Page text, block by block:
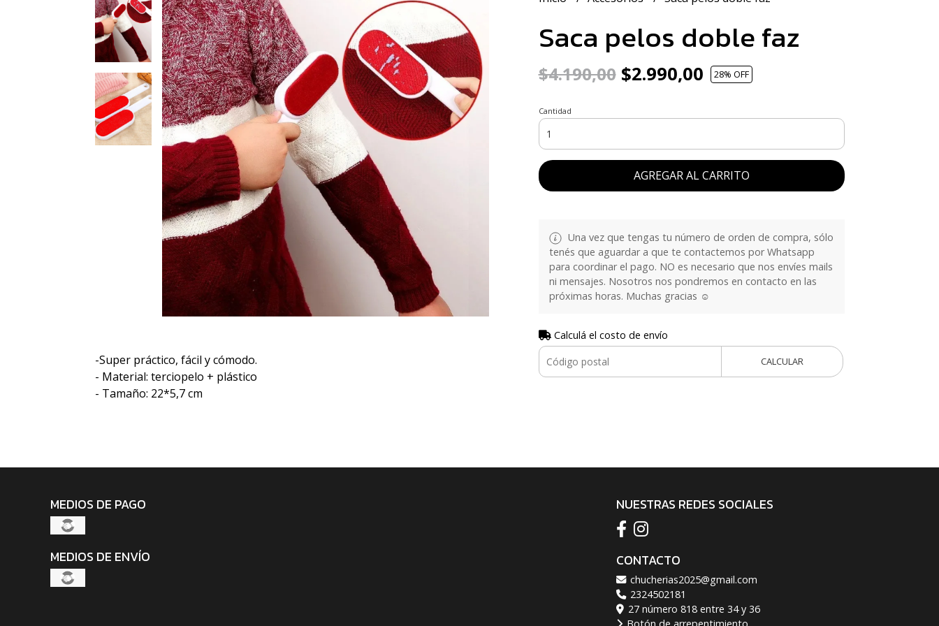
-Super práctico, fácil y cómodo.
- Material: terciopelo + plástico
- Tamaño: 22*5,7 cm
Saca pelos doble faz
$4.190,00$2.990,00 28% OFF
Cantidad
AGREGAR AL CARRITO
Una vez que tengas tu número de orden de compra, sólo
tenés que aguardar a que te contactemos por Whatsapp
para coordinar el pago. NO es necesario que nos envíes mails
ni mensajes. Nosotros nos pondremos en contacto en las
próximas horas. Muchas gracias ☺️
Calculá el costo de envío
CALCULAR
MEDIOS DE PAGO
MEDIOS DE ENVÍO
NUESTRAS REDES SOCIALES
CONTACTO
chucherias2025@gmail.com
2324502181
27 número 818 entre 34 y 36